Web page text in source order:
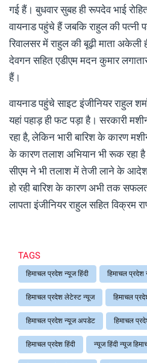
गई हैं। बुधवार सुबह ही रूपदेव भाई
वायनाड पहुंचे हैं जबकि राहुल की पत्नी
रिवालसर में राहुल की बूढ़ी माता अकेली
देवगन सहित एडीएम मदन कुमार
हैं।
वायनाड पहुंचे साइट इंजीनियर राहुल
यहां पहाड़ ही फट पड़ा है। सरकारी
रहा है, लेकिन भारी बारिश के कारण
के कारण तलाश अभियान भी रूक रहा
सीएम ने भी तलाश में तेजी लाने के आदेश
हो रही बारिश के कारण अभी तक
लापता इंजीनियर राहुल सहित विक्रम
TAGS
हिमाचल प्रदेश न्यूज हिंदी हिमाचल प्रदेश
हिमाचल प्रदेश लेटेस्ट न्यूज हिमाचल
हिमाचल प्रदेश न्यूज अपडेट हिमाचल
हिमाचल प्रदेश हिंदी न्यूज हिंदी न्यूज